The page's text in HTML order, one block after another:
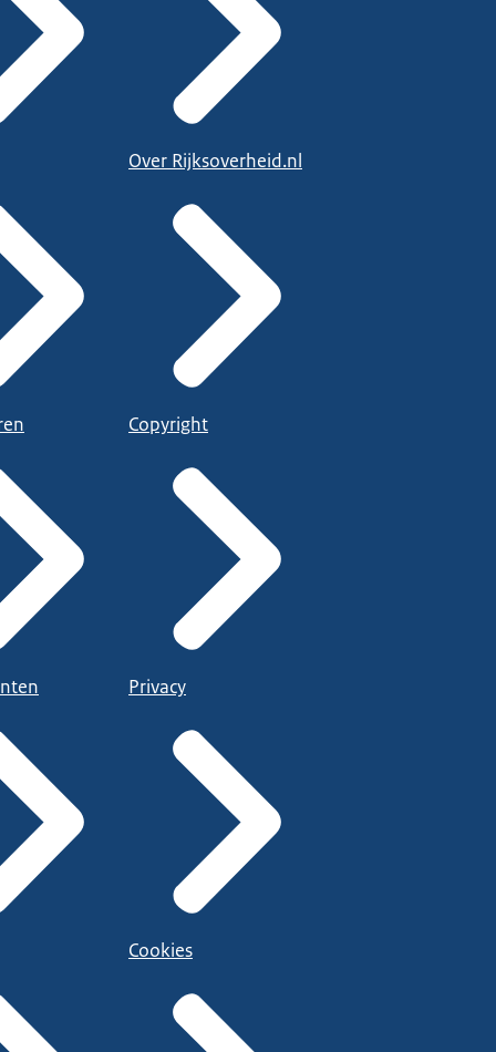
Over Rijksoverheid.nl
Copyright
Privacy
Cookies